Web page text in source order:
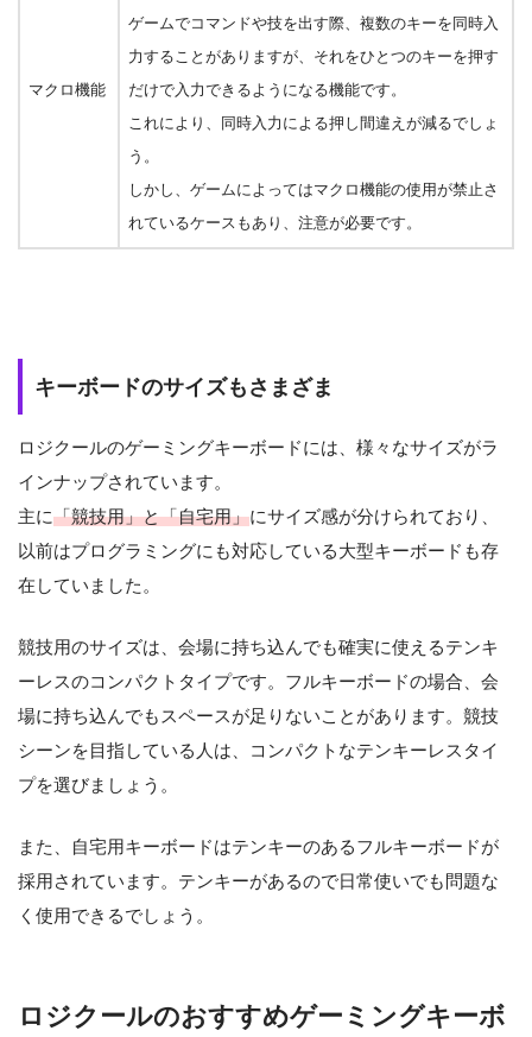
マクロ機能
ゲームでコマンドや技を出す際、複数のキーを同時入
力することがありますが、それをひとつのキーを押す
だけで入力できるようになる機能です。
これにより、同時入力による押し間違えが減るでしょ
う。
しかし、ゲームによってはマクロ機能の使用が禁止さ
れているケースもあり、注意が必要です。
キーボードのサイズもさまざま
ロジクールのゲーミングキーボードには、様々なサイズがラ
インナップされています。
主に「競技用」と「自宅用」にサイズ感が分けられており、
以前はプログラミングにも対応している大型キーボードも存
在していました。
競技用のサイズは、会場に持ち込んでも確実に使えるテンキ
ーレスのコンパクトタイプです。フルキーボードの場合、会
場に持ち込んでもスペースが足りないことがあります。競技
シーンを目指している人は、コンパクトなテンキーレスタイ
プを選びましょう。
また、自宅用キーボードはテンキーのあるフルキーボードが
採用されています。テンキーがあるので日常使いでも問題な
く使用できるでしょう。
ロジクールのおすすめゲーミングキーボ